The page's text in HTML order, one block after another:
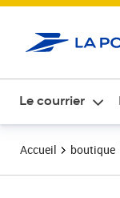
Le courrier
Accueil boutique